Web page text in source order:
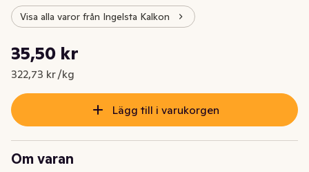
Visa alla varor från Ingelsta Kalkon
Nuvarande pris är: 35,50 kr
35,50 kr
322,73 kr /kg
Styckpris: 322,73 kr /kg
Lägg till i varukorgen
Om varan